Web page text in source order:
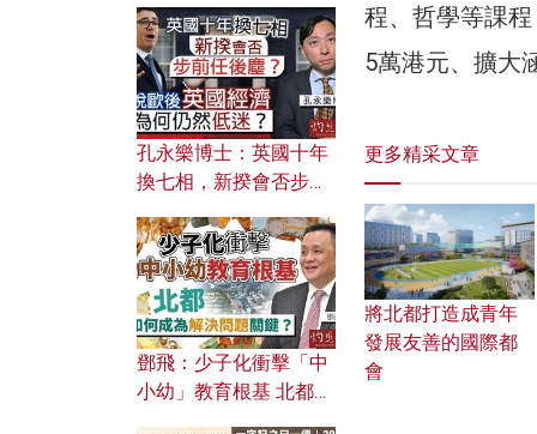
程、哲學等課
5萬港元、擴大
更多精采文章
將北都打造成青年
發展友善的國際都
會
對付北約美國？
孔永樂博士：英國十年
換七相，新揆會否步前
濟為何仍然低迷？
鄧飛：少子化衝擊「中
小幼」教育根基 北都如